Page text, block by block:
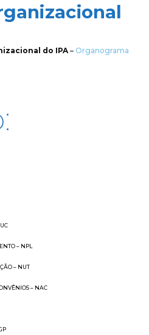
do IPA – Organograma
– NPL
– NUT
– NAC